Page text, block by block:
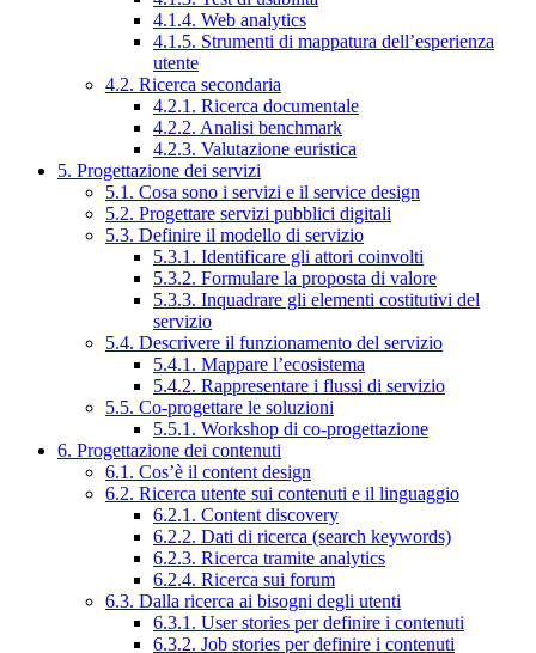
4.1.4. Web analytics
4.1.5. Strumenti di mappatura dell’esperienza
utente
4.2. Ricerca secondaria
4.2.1. Ricerca documentale
4.2.2. Analisi benchmark
4.2.3. Valutazione euristica
5. Progettazione dei servizi
5.1. Cosa sono i servizi e il service design
5.2. Progettare servizi pubblici digitali
5.3. Definire il modello di servizio
5.3.1. Identificare gli attori coinvolti
5.3.2. Formulare la proposta di valore
5.3.3. Inquadrare gli elementi costitutivi del
servizio
5.4. Descrivere il funzionamento del servizio
5.4.1. Mappare l’ecosistema
5.4.2. Rappresentare i flussi di servizio
5.5. Co-progettare le soluzioni
5.5.1. Workshop di co-progettazione
6. Progettazione dei contenuti
6.1. Cos’è il content design
6.2. Ricerca utente sui contenuti e il linguaggio
6.2.1. Content discovery
6.2.2. Dati di ricerca (search keywords)
6.2.3. Ricerca tramite analytics
6.2.4. Ricerca sui forum
6.3. Dalla ricerca ai bisogni degli utenti
6.3.1. User stories per definire i contenuti
6.3.2. Job stories per definire i contenuti